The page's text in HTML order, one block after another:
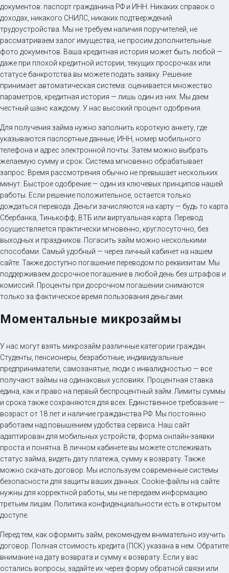
документов: паспорт гражданина РФ и ИНН. Никаких справок о
доходах, никакого СНИЛС, никаких подтверждений
трудоустройства. Мы не требуем наличия поручителей, не
рассматриваем залог имущества, не просим дополнительные
фото документов. Ваша кредитная история может быть любой —
даже при плохой кредитной истории, текущих просрочках или
статусе банкротства вы можете подать заявку. Решение
принимает автоматическая система: оценивается множество
параметров, кредитная история — лишь один из них. Мы даем
честный шанс каждому. У нас высокий процент одобрения.
Для получения займа нужно заполнить короткую анкету, где
указываются паспортные данные, ИНН, номер мобильного
телефона и адрес электронной почты. Затем можно выбрать
желаемую сумму и срок. Система мгновенно обрабатывает
запрос. Время рассмотрения обычно не превышает нескольких
минут. Быстрое одобрение — один из ключевых принципов нашей
работы. Если решение положительное, остается только
дождаться перевода. Деньги зачисляются на карту — будь то карта
Сбербанка, Тинькофф, ВТБ или виртуальная карта. Перевод
осуществляется практически мгновенно, круглосуточно, без
выходных и праздников. Погасить займ можно несколькими
способами. Самый удобный — через личный кабинет на нашем
сайте. Также доступно погашение переводом по реквизитам. Мы
поддерживаем досрочное погашение в любой день без штрафов и
комиссий. Проценты при досрочном погашении снимаются
только за фактическое время пользования деньгами.
Моментальные микрозаймы
У нас могут взять микрозайм различные категории граждан.
Студенты, пенсионеры, безработные, индивидуальные
предприниматели, самозанятые, люди с инвалидностью — все
получают займы на одинаковых условиях. Процентная ставка
едина, как и право на первый беспроцентный займ. Лимиты суммы
и срока также сохраняются для всех. Единственное требование —
возраст от 18 лет и наличие гражданства РФ. Мы постоянно
работаем над повышением удобства сервиса. Наш сайт
адаптирован для мобильных устройств, форма онлайн-заявки
проста и понятна. В личном кабинете вы можете отслеживать
статус займа, видеть дату платежа, сумму к возврату. Также
можно скачать договор. Мы используем современные системы
безопасности для защиты ваших данных. Cookie-файлы на сайте
нужны для корректной работы, мы не передаем информацию
третьим лицам. Политика конфиденциальности есть в открытом
доступе.
Перед тем, как оформить займ, рекомендуем внимательно изучить
договор. Полная стоимость кредита (ПСК) указана в нем. Обратите
внимание на дату возврата и сумму к возврату. Если у вас
остались вопросы, задайте их через форму обратной связи или